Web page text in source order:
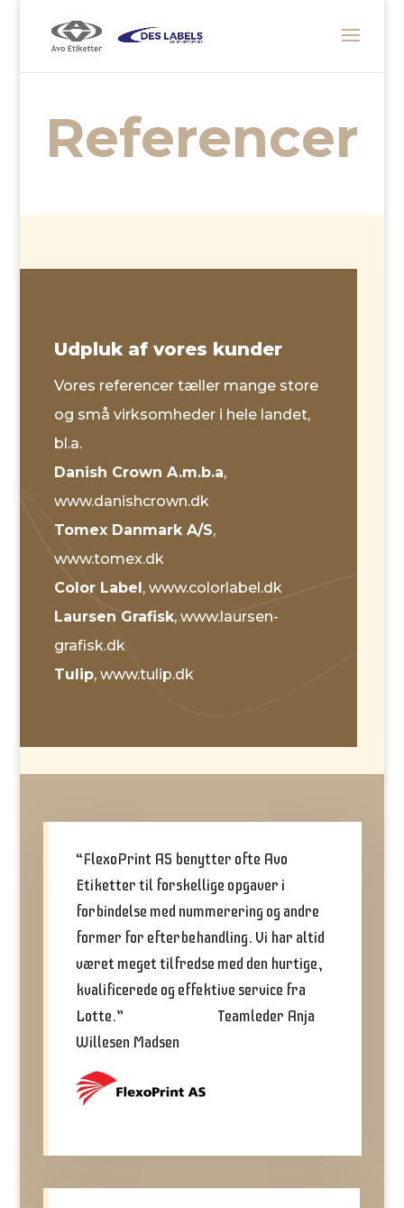
Referencer
Udpluk af vores kunder
Vores referencer tæller mange store
og små virksomheder i hele landet,
bl.a.
Danish Crown A.m.b.a,
www.danishcrown.dk
Tomex Danmark A/S,
www.tomex.dk
Color Label, www.colorlabel.dk
Laursen Grafisk, www.laursen-
grafisk.dk
Tulip, www.tulip.dk
“FlexoPrint AS benytter ofte Avo
Etiketter til forskellige opgaver i
forbindelse med nummerering og andre
former for efterbehandling. Vi har altid
været meget tilfredse med den hurtige,
kvalificerede og effektive service fra
Lotte.” Teamleder Anja
Willesen Madsen